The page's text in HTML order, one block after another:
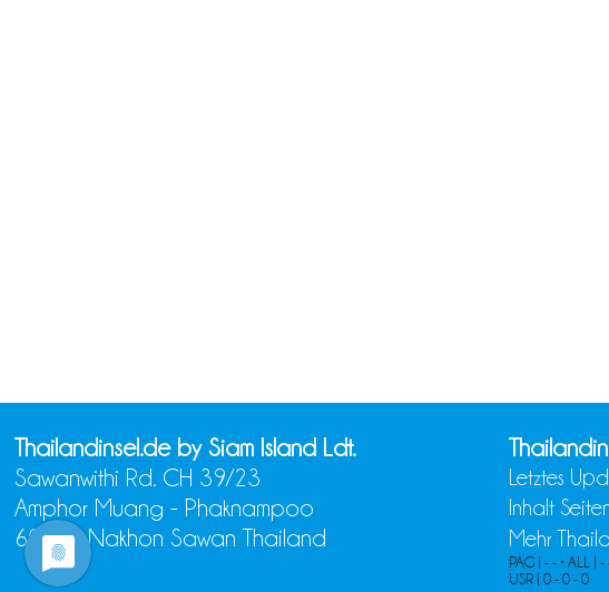
Thailandinsel.de by Siam Island Ldt.
Sawanwithi Rd. CH 39/23
Amphor Muang - Phaknampoo
60000 Nakhon Sawan Thailand
Letztes
Inhalt
Mehr
PAG | - - • ALL | -
USR | 0 - 0 - 0